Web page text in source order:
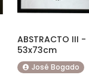
ABSTRACTO III -
53x73cm
José Bogado